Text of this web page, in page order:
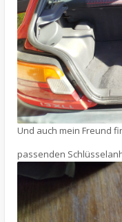
Und auch mein Freund
passenden